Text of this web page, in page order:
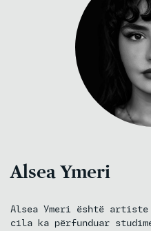
Alsea Ymeri
Alsea Ymeri është
cila ka përfunduar